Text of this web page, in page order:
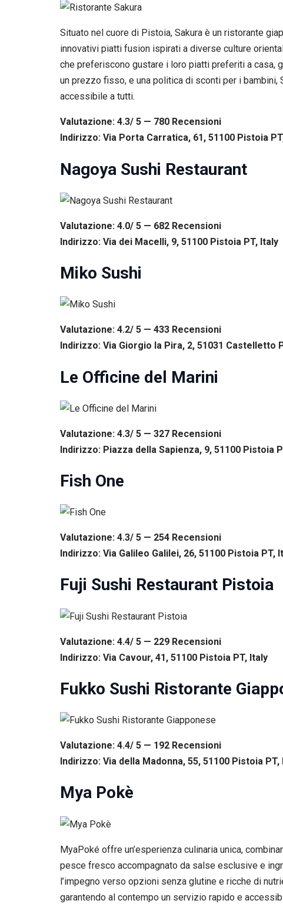
Situato nel cuore di Pistoia, Sakura è un ristorante
innovativi piatti fusion ispirati a diverse culture
che preferiscono gustare i loro piatti preferiti a casa,
un prezzo fisso, e una politica di sconti per i
accessibile a tutti.
Valutazione: 4.3/ 5 — 780 Recensioni
Indirizzo: Via Porta Carratica, 61, 51100 Pistoia
Nagoya Sushi Restaurant
Valutazione: 4.0/ 5 — 682 Recensioni
Indirizzo: Via dei Macelli, 9, 51100 Pistoia PT, Italy
Miko Sushi
Valutazione: 4.2/ 5 — 433 Recensioni
Indirizzo: Via Giorgio la Pira, 2, 51031 Castelletto
Le Officine del Marini
Valutazione: 4.3/ 5 — 327 Recensioni
Indirizzo: Piazza della Sapienza, 9, 51100 Pistoia
Fish One
Valutazione: 4.3/ 5 — 254 Recensioni
Indirizzo: Via Galileo Galilei, 26, 51100 Pistoia PT,
Fuji Sushi Restaurant Pistoia
Valutazione: 4.4/ 5 — 229 Recensioni
Indirizzo: Via Cavour, 41, 51100 Pistoia PT, Italy
Fukko Sushi Ristorante
Valutazione: 4.4/ 5 — 192 Recensioni
Indirizzo: Via della Madonna, 55, 51100 Pistoia PT,
Mya Pokè
MyaPoké offre un’esperienza culinaria unica,
pesce fresco accompagnato da salse esclusive e
l’impegno verso opzioni senza glutine e ricche di
garantendo al contempo un servizio rapido e